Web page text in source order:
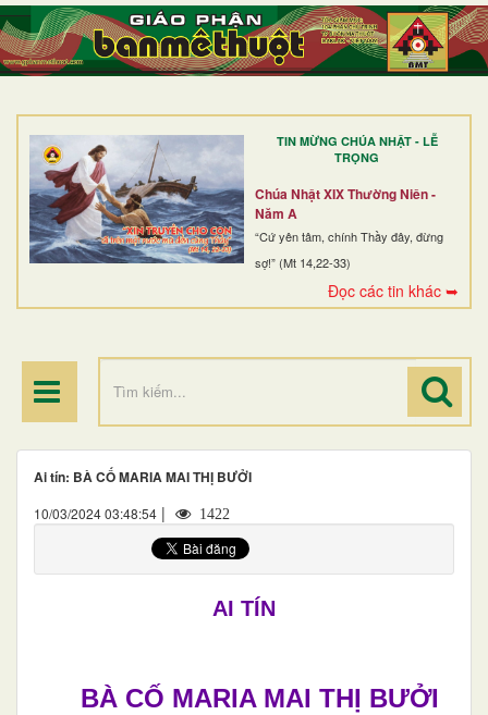
TIN MỪNG CHÚA NHẬT - LỄ
TRỌNG
Chúa Nhật XIX Thường Niên -
Năm A
“Cứ yên tâm, chính Thầy đây, đừng
sợ!” (Mt 14,22-33)
Đọc các tin khác ➥
TRANG NHẤT
GIỚI THIỆU
DÒNG TU
BAN MỤC VỤ
ĐOÀN THỂ CG
Ai tín: BÀ CỐ MARIA MAI THỊ BƯỞI
10/03/2024 03:48:54 | 1422
AI TÍN
BÀ CỐ MARIA MAI THỊ BƯỞI